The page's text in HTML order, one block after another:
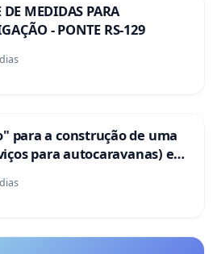
MEDIDAS PARA
- PONTE RS-129
para a construção de uma
para autocaravanas) em